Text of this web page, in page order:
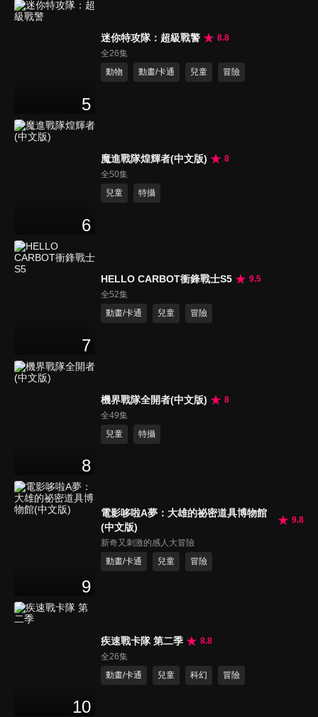
5
迷你特攻隊：超級戰警
8.8
全26集
動物
動畫/卡通 兒童 冒險
6
魔進戰隊煌輝者(中文版)
8
全50集
兒童
特攝
7
HELLO CARBOT衝鋒戰士S5
9.5
全52集
動畫/卡通
兒童 冒險
8
機界戰隊全開者(中文版)
8
全49集
兒童
特攝
9
電影哆啦A夢：大雄的祕密道具博物館
(中文版)
9.8
新奇又刺激的感人大冒險
動畫/卡通
兒童 冒險
10
疾速戰卡隊 第二季
8.8
全26集
動畫/卡通
兒童 科幻 冒險